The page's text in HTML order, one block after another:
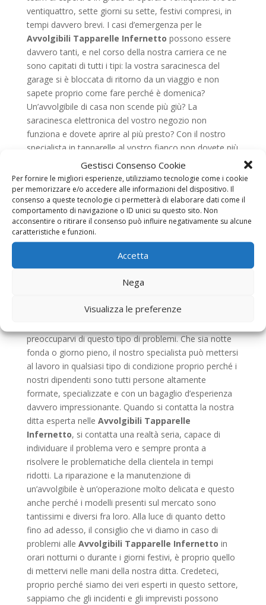
Gestisci Consenso Cookie
Per fornire le migliori esperienze, utilizziamo tecnologie come i cookie
per memorizzare e/o accedere alle informazioni del dispositivo. Il
consenso a queste tecnologie ci permetterà di elaborare dati come il
comportamento di navigazione o ID unici su questo sito. Non
acconsentire o ritirare il consenso può influire negativamente su alcune
caratteristiche e funzioni.
Accetta
Nega
Visualizza le preferenze
ventiquattro, sette giorni su sette, festivi compresi, in
tempi davvero brevi. I casi d’emergenza per le
Avvolgibili Tapparelle Infernetto possono essere
davvero tanti, e nel corso della nostra carriera ce ne
sono capitati di tutti i tipi: la vostra saracinesca del
garage si è bloccata di ritorno da un viaggio e non
sapete proprio come fare perché è domenica?
Un’avvolgibile di casa non scende più giù? La
saracinesca elettronica del vostro negozio non
funziona e dovete aprire al più presto? Con il nostro
specialista in tapparelle al vostro fianco non dovete più
temere nulla, infatti basta una semplice telefonata al
numero riportato sul sito e un nostro operatore vi
risponderà, sette giorni su sette, festivi compresi.
Dopo averci contattato, un nostro tecnico vi
raggiungerà dove desiderate e in tempi brevissimi e
risolverà il problema o, laddove fosse possibile, prima
di mettersi all’opera vi darà la possibilità di scegliere fra
più opzioni d’intervento. Ricordate quindi, lo specialista
inAvvolgibili Tapparelle Infernettoche busserà
alla vostra porta è in grado di riparare qualsiasi tipo di
alle nostre mani capaci come già hanno fatto migliaia
preoccuparvi di questo tipo di problemi. Che sia notte
fonda o giorno pieno, il nostro specialista può mettersi
al lavoro in qualsiasi tipo di condizione proprio perché i
nostri dipendenti sono tutti persone altamente
formate, specializzate e con un bagaglio d’esperienza
davvero impressionante. Quando si contatta la nostra
ditta esperta nelle Avvolgibili Tapparelle
Infernetto, si contatta una realtà seria, capace di
individuare il problema vero e sempre pronta a
risolvere le problematiche della clientela in tempi
ridotti. La riparazione e la manutenzione di
un’avvolgibile è un’operazione molto delicata e questo
anche perché i modelli presenti sul mercato sono
tantissimi e diversi fra loro. Alla luce di quanto detto
fino ad adesso, il consiglio che vi diamo in caso di
problemi alle Avvolgibili Tapparelle Infernetto in
orari notturni o durante i giorni festivi, è proprio quello
di mettervi nelle mani della nostra ditta. Credeteci,
proprio perché siamo dei veri esperti in questo settore,
sappiamo che gli incidenti e gli imprevisti possono